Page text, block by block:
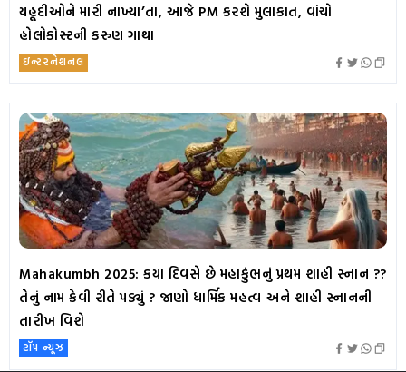
યહૂદીઓને મારી નાખ્યા’તા, આજે PM કરશે મુલાકાત, વાંચો
હોલોકોસ્ટની કરુણ ગાથા
ઇન્ટરનેશનલ
Mahakumbh 2025: કયા દિવસે છે મહાકુંભનું પ્રથમ શાહી સ્નાન ??
તેનું નામ કેવી રીતે પડ્યું ? જાણો ધાર્મિક મહત્વ અને શાહી સ્નાનની
તારીખ વિશે
ટૉપ ન્યૂઝ